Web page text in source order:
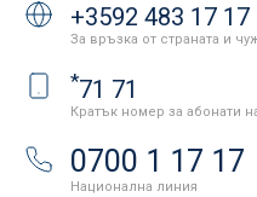
+3592 483 17 17
За връзка от страната и
*71 71
Кратък номер за абонати
0700 1 17 17
Национална линия